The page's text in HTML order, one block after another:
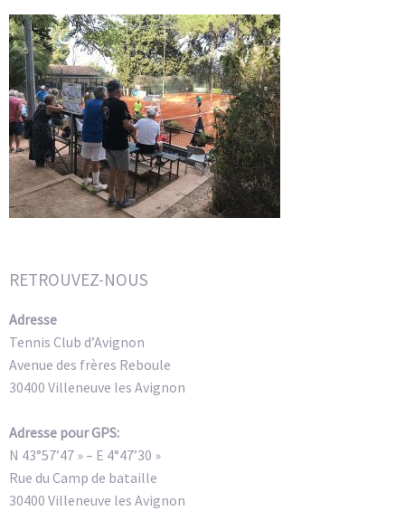
RETROUVEZ-NOUS
Adresse
Tennis Club d’Avignon
Avenue des frères Reboule
30400 Villeneuve les Avignon
Adresse pour GPS:
N 43°57’47 » – E 4°47’30 »
Rue du Camp de bataille
30400 Villeneuve les Avignon